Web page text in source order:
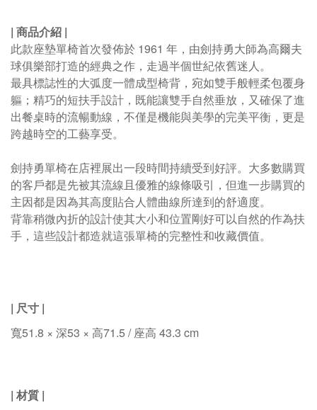
| 商品介紹 |
此款座墊單椅首次發佈於 1961 年，由劍持勇大師為高爾夫
球俱樂部打造的經典之作，走過半個世紀依舊迷人。
最具標誌性的大弧度一體成型椅背，宛如雙手般輕柔包覆身
軀；精巧的短扶手設計，既能讓雙手自然垂放，又確保了進
出餐桌時的流暢動線，不僅是機能與美學的完美平衡，更是
跨越時空的工藝享受。
劍持勇單椅在店裡展出一段時間持續受到好評。大多數購買
的客戶都是先被其流線且優雅的線條吸引，但進一步購買的
主因都是因為其高度貼合人體曲線所達到的舒適度。
背靠稍微內折的設計使其大小和位置剛好可以自然的作為扶
手，這些設計都造就這張單椅的完整性和收藏價值。
| 尺寸 |
寬51.8 × 深53 × 高71.5 / 座高 43.3 cm
| 材質 |